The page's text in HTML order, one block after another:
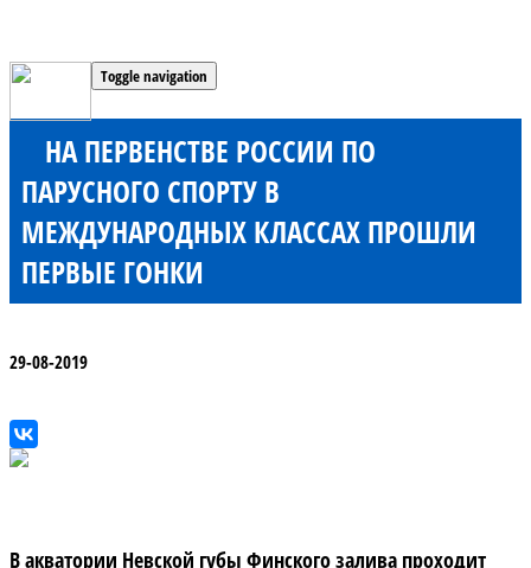
Toggle navigation
НА ПЕРВЕНСТВЕ РОССИИ ПО
ПАРУСНОГО СПОРТУ В
МЕЖДУНАРОДНЫХ КЛАССАХ ПРОШЛИ
ПЕРВЫЕ ГОНКИ
29-08-2019
В акватории Невской губы Финского залива проходит